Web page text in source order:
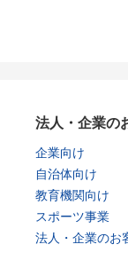
法人・企業の
企業向け
自治体向け
教育機関向け
スポーツ事業
法人・企業のお